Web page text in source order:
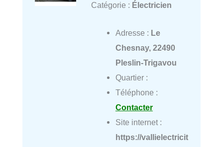
Catégorie : Électricien
Adresse : Le
Chesnay, 22490
Pleslin-Trigavou
Quartier :
Téléphone :
Contacter
Site internet :
https://vallielectricit